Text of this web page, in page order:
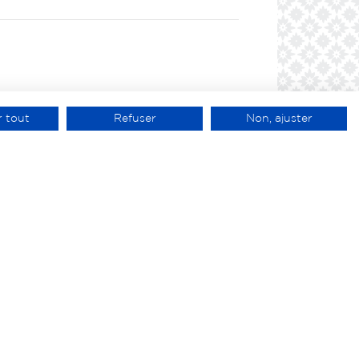
tout Refuser Non, ajuster